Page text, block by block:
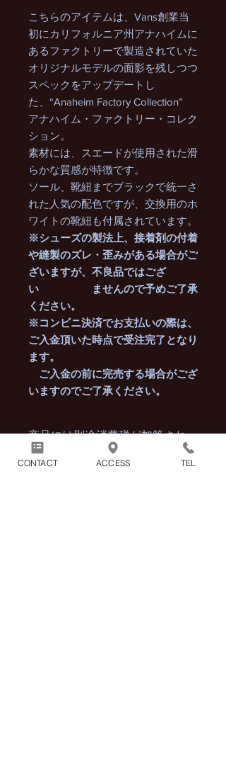
こちらのアイテムは、Vans創業当
初にカリフォルニア州アナハイムに
あるファクトリーで製造されていた
オリジナルモデルの面影を残しつつ
スペックをアップデートし
た、“Anaheim Factory Collection”
アナハイム・ファクトリー・コレク
ション。
素材には、スエードが使用された滑
らかな質感が特徴です。
ソール、靴紐までブラックで統一さ
れた人気の配色ですが、交換用のホ
ワイトの靴紐も付属されています。
※シューズの製法上、接着剤の付着
や縫製のズレ・歪みがある場合がご
ざいますが、不良品ではござ
い ませんので予めご了承
ください。
※コンビニ決済でお支払いの際は、
ご入金頂いた時点で受注完了となり
ます。
ご入金の前に完売する場合がござ
いますのでご了承ください。
商品には別途消費税が加算され
ます。
CONTACT ACCESS TEL